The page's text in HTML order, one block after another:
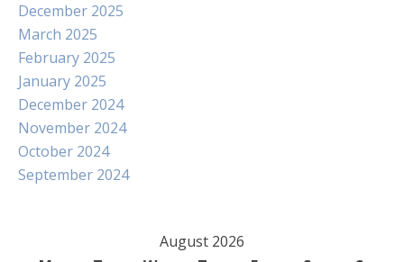
December 2025
March 2025
February 2025
January 2025
December 2024
November 2024
October 2024
September 2024
August 2026